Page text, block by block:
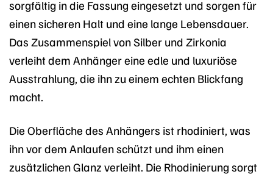
sorgfältig in die Fassung eingesetzt und sorgen für
einen sicheren Halt und eine lange Lebensdauer.
Das Zusammenspiel von Silber und Zirkonia
verleiht dem Anhänger eine edle und luxuriöse
Ausstrahlung, die ihn zu einem echten Blickfang
macht.
Die Oberfläche des Anhängers ist rhodiniert, was
ihn vor dem Anlaufen schützt und ihm einen
zusätzlichen Glanz verleiht. Die Rhodinierung sorgt